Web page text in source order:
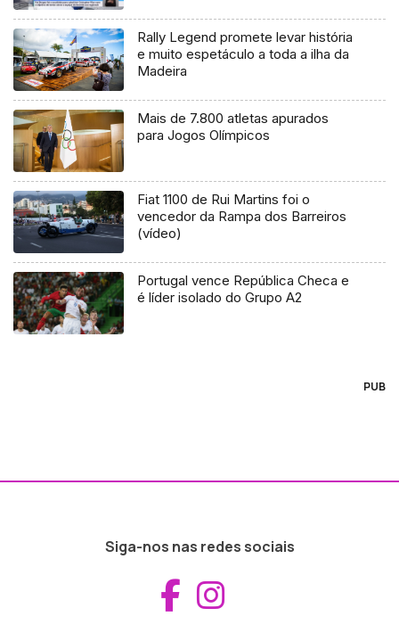
Rally Legend promete levar história
e muito espetáculo a toda a ilha da
Madeira
Mais de 7.800 atletas apurados
para Jogos Olímpicos
Fiat 1100 de Rui Martins foi o
vencedor da Rampa dos Barreiros
(vídeo)
Portugal vence República Checa e
é líder isolado do Grupo A2
PUB
Siga-nos nas redes sociais
Aceder ao